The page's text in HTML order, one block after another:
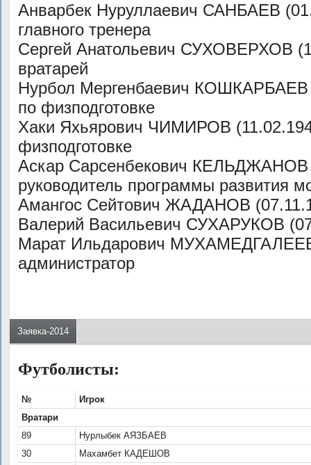
Анварбек Нуруллаевич САНБАЕВ
главного тренера
Сергей Анатольевич СУХОВЕРХОВ
вратарей
Нурбол Мергенбаевич КОШКАРБАЕВ
по физподготовке
Хаки Яхьярович ЧИМИРОВ
физподготовке
Аскар Сарсенбекович КЕЛЬДЖАНОВ
руководитель программы развития
Амангос Сейтович ЖАДАНОВ
Валерий Васильевич СУХАРУКОВ
Марат Ильдарович
администратор
Заявка-2014
Футболисты:
№
Игрок
Вратари
89
Нурлыбек АЯЗБАЕВ
30
Махамбет КАДЕШОВ